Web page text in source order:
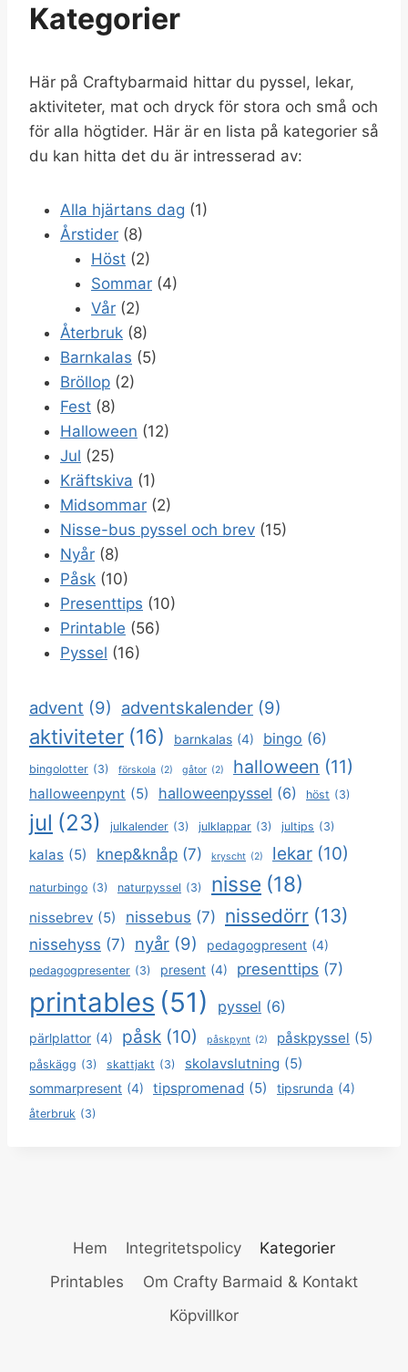
Kategorier
Här på Craftybarmaid hittar du pyssel, lekar,
aktiviteter, mat och dryck för stora och små och
för alla högtider. Här är en lista på kategorier så
du kan hitta det du är intresserad av:
Alla hjärtans dag (1)
Årstider (8)
Höst (2)
Sommar (4)
Vår (2)
Återbruk (8)
Barnkalas (5)
Bröllop (2)
Fest (8)
Halloween (12)
Jul (25)
Kräftskiva (1)
Midsommar (2)
Nisse-bus pyssel och brev (15)
Nyår (8)
Påsk (10)
Presenttips (10)
Printable (56)
Pyssel (16)
advent (9) adventskalender (9)
aktiviteter (16) barnkalas (4) bingo (6)
bingolotter (3) förskola (2) gåtor (2) halloween (11)
halloweenpynt (5) halloweenpyssel (6) höst (3)
jul (23) julkalender (3) julklappar (3) jultips (3)
kalas (5) knep&knåp (7) kryscht (2) lekar (10)
naturbingo (3) naturpyssel (3) nisse (18)
nissebrev (5) nissebus (7) nissedörr (13)
nissehyss (7) nyår (9) pedagogpresent (4)
pedagogpresenter (3) present (4) presenttips (7)
printables (51) pyssel (6)
pärlplattor (4) påsk (10) påskpynt (2) påskpyssel (5)
påskägg (3) skattjakt (3) skolavslutning (5)
sommarpresent (4) tipspromenad (5) tipsrunda (4)
återbruk (3)
Hem Integritetspolicy
Kategorier
Printables
Om Crafty Barmaid & Kontakt
Köpvillkor